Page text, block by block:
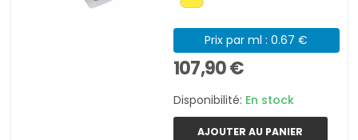
Prix par ml : 0.67 €
107,90 €
Disponibilité: En stock
AJOUTER AU PANIER